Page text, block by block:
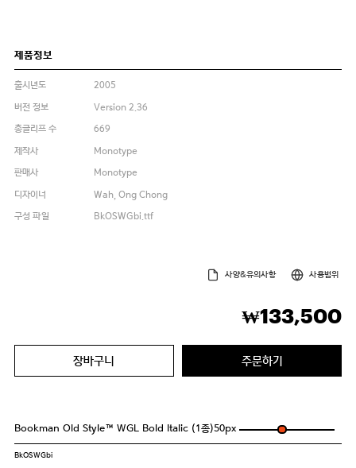
제품정보
출시년도
2005
버전 정보
Version 2.36
총글리프 수
669
제작사
Monotype
판매사
Monotype
디자이너
Wah, Ong Chong
구성 파일
BkOSWGbi.ttf
사양&유의사항 사용범위
₩133,500
장바구니 주문하기
Bookman Old Style™ WGL Bold Italic (1종)50px
BkOSWGbi